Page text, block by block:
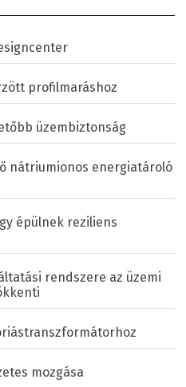
profilmaráshoz
üzembiztonság
nátriumionos energiatároló
épülnek reziliens
rendszere az üzemi
mozgása